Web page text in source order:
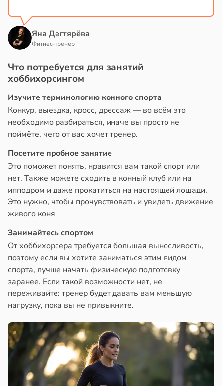
Яна Дегтярёва
Фитнес-тренер
Что потребуется для занятий
хоббихорсингом
Изучите терминологию конного спорта
Конкур, выездка, кросс, дрессаж — во всём это
необходимо разбираться, иначе вы просто не
поймёте, чего от вас хочет тренер.
Посетите пробное занятие
Это поможет понять, нравится вам такой спорт или
нет. Также можете сходить в конный клуб или на
ипподром и даже прокатиться на настоящей лошади.
Это нужно, чтобы прочувствовать и увидеть движение
живого коня.
Занимайтесь спортом
От хоббихорсера требуется большая выносливость,
поэтому если вы хотите заниматься этим видом
спорта, лучше начать физическую подготовку
заранее. Если такой возможности нет, не
переживайте: тренер будет давать вам меньшую
нагрузку, пока вы не привыкните.